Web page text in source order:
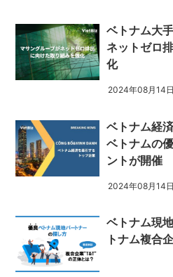
ベトナム大
ネットゼロ
化
2024年08月14日
ベトナム経
ベトナムの
ントが開催
2024年08月14日
ベトナム現
トナム複合